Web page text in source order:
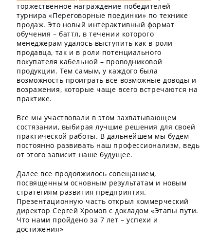
торжественное награждение победителей
турнира «Переговорные поединки» по технике
продаж. Это новый интерактивный формат
обучения – баттл, в течении которого
менеджерам удалось выступить как в роли
продавца, так и в роли потенциального
покупателя кабельной – проводниковой
продукции. Тем самым, у каждого была
возможность проиграть все возможные доводы и
возражения, которые чаще всего встречаются на
практике.
Все мы участвовали в этом захватывающем
состязании, выбирая лучшие решения для своей
практической работы. В дальнейшем мы будем
постоянно развивать наш профессионализм, ведь
от этого зависит наше будущее.
Далее все продолжилось совещанием,
посвященным основным результатам и новым
стратегиям развития предприятия.
Презентационную часть открыл коммерческий
директор Сергей Хромов с докладом «Этапы пути.
Что нами пройдено за 7 лет – успехи и
достижения»